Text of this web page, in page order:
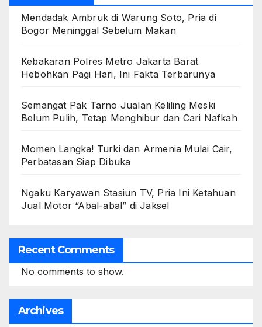
Mendadak Ambruk di Warung Soto, Pria di
Bogor Meninggal Sebelum Makan
Kebakaran Polres Metro Jakarta Barat
Hebohkan Pagi Hari, Ini Fakta Terbarunya
Semangat Pak Tarno Jualan Keliling Meski
Belum Pulih, Tetap Menghibur dan Cari Nafkah
Momen Langka! Turki dan Armenia Mulai Cair,
Perbatasan Siap Dibuka
Ngaku Karyawan Stasiun TV, Pria Ini Ketahuan
Jual Motor “Abal-abal” di Jaksel
Recent Comments
No comments to show.
Archives